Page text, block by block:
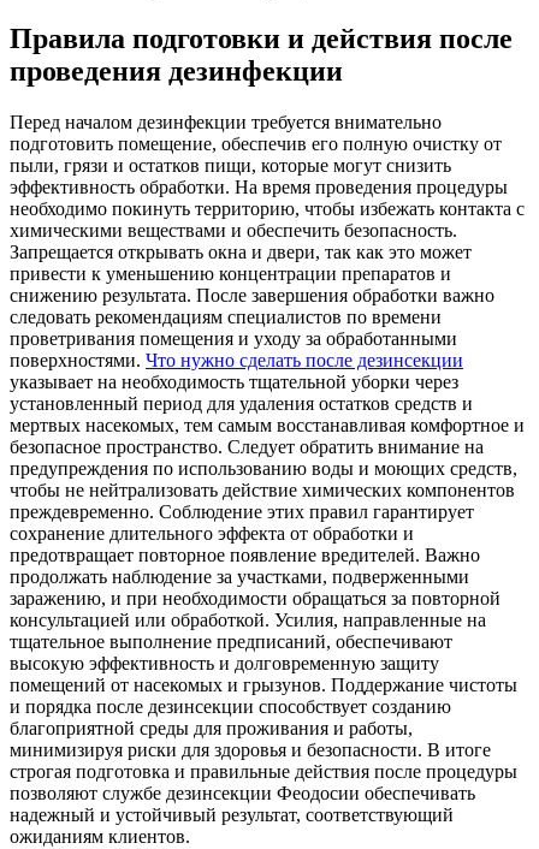
Правила подготовки и действия после
проведения дезинфекции
Перед началом дезинфекции требуется внимательно
подготовить помещение, обеспечив его полную очистку от
пыли, грязи и остатков пищи, которые могут снизить
эффективность обработки. На время проведения процедуры
необходимо покинуть территорию, чтобы избежать контакта с
химическими веществами и обеспечить безопасность.
Запрещается открывать окна и двери, так как это может
привести к уменьшению концентрации препаратов и
снижению результата. После завершения обработки важно
следовать рекомендациям специалистов по времени
проветривания помещения и уходу за обработанными
поверхностями. Что нужно сделать после дезинсекции
указывает на необходимость тщательной уборки через
установленный период для удаления остатков средств и
мертвых насекомых, тем самым восстанавливая комфортное и
безопасное пространство. Следует обратить внимание на
предупреждения по использованию воды и моющих средств,
чтобы не нейтрализовать действие химических компонентов
преждевременно. Соблюдение этих правил гарантирует
сохранение длительного эффекта от обработки и
предотвращает повторное появление вредителей. Важно
продолжать наблюдение за участками, подверженными
заражению, и при необходимости обращаться за повторной
консультацией или обработкой. Усилия, направленные на
тщательное выполнение предписаний, обеспечивают
высокую эффективность и долговременную защиту
помещений от насекомых и грызунов. Поддержание чистоты
и порядка после дезинсекции способствует созданию
благоприятной среды для проживания и работы,
минимизируя риски для здоровья и безопасности. В итоге
строгая подготовка и правильные действия после процедуры
позволяют службе дезинсекции Феодосии обеспечивать
надежный и устойчивый результат, соответствующий
ожиданиям клиентов.